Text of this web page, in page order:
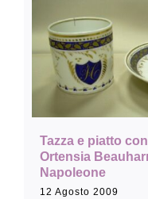
Tazza e piatto
Ortensia
Napoleone
12 Agosto 2009